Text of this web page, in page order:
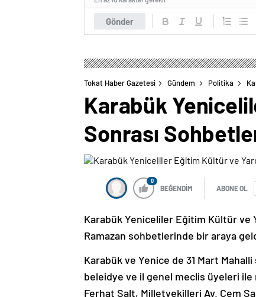
Gönder
Tokat Haber Gazetesi Gündem Politika
Karabük
Sonrası
0
BEĞENDİM ABONE OL
Karabük Yeniceliler Eğitim Kültür ve
Ramazan sohbetlerinde bir araya
Karabük ve Yenice de 31 Mart
beleidye ve il genel meclis üyeleri
Ferhat Salt, Milletvekilleri Av. Cem